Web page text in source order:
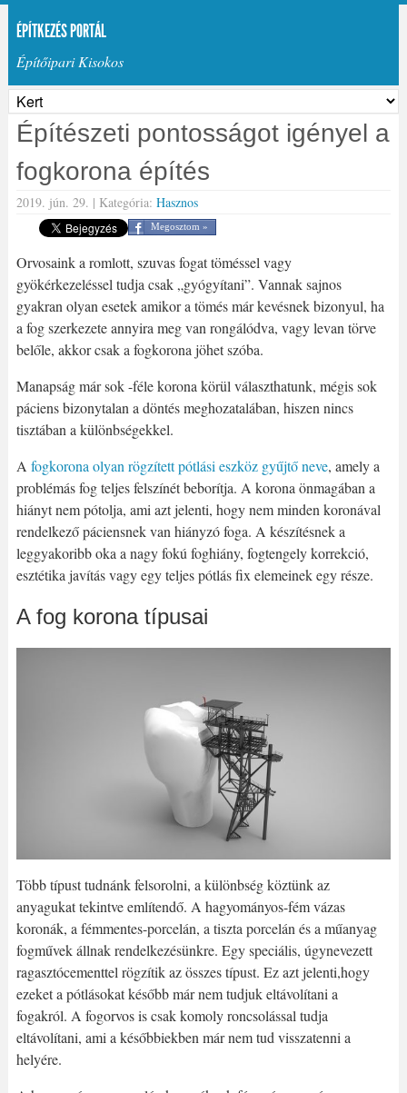
ÉPÍTKEZÉS PORTÁL
Építőipari Kisokos
Építészeti pontosságot igényel a
fogkorona építés
2019. jún. 29. | Kategória: Hasznos
Megosztom »
Orvosaink a romlott, szuvas fogat töméssel vagy
gyökérkezeléssel tudja csak „gyógyítani”. Vannak sajnos
gyakran olyan esetek amikor a tömés már kevésnek bizonyul, ha
a fog szerkezete annyira meg van rongálódva, vagy levan törve
belőle, akkor csak a fogkorona jöhet szóba.
Manapság már sok -féle korona körül választhatunk, mégis sok
páciens bizonytalan a döntés meghozatalában, hiszen nincs
tisztában a különbségekkel.
A fogkorona olyan rögzített pótlási eszköz gyűjtő neve, amely a
problémás fog teljes felszínét beborítja. A korona önmagában a
hiányt nem pótolja, ami azt jelenti, hogy nem minden koronával
rendelkező páciensnek van hiányzó foga. A készítésnek a
leggyakoribb oka a nagy fokú foghiány, fogtengely korrekció,
esztétika javítás vagy egy teljes pótlás fix elemeinek egy része.
A fog korona típusai
Több típust tudnánk felsorolni, a különbség köztünk az
anyagukat tekintve említendő. A hagyományos-fém vázas
koronák, a fémmentes-porcelán, a tiszta porcelán és a műanyag
fogművek állnak rendelkezésünkre. Egy speciális, úgynevezett
ragasztócementtel rögzítik az összes típust. Ez azt jelenti,hogy
ezeket a pótlásokat később már nem tudjuk eltávolítani a
fogakról. A fogorvos is csak komoly roncsolással tudja
eltávolítani, ami a későbbiekben már nem tud visszatenni a
helyére.